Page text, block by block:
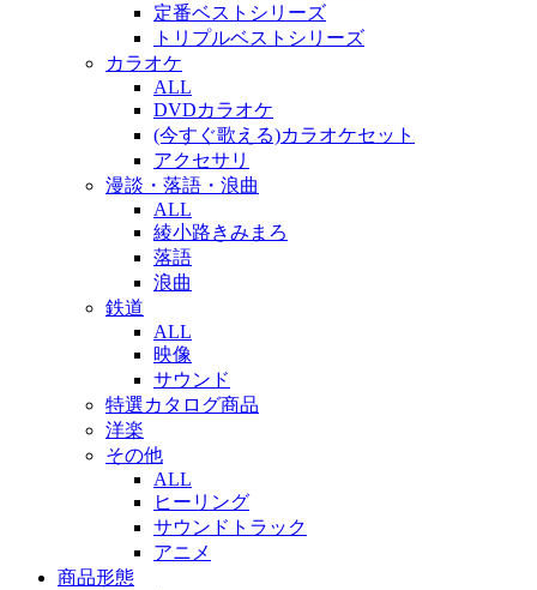
定番ベストシリーズ
トリプルベストシリーズ
カラオケ
ALL
DVDカラオケ
(今すぐ歌える)カラオケセット
アクセサリ
漫談・落語・浪曲
ALL
綾小路きみまろ
落語
浪曲
鉄道
ALL
映像
サウンド
特選カタログ商品
洋楽
その他
ALL
ヒーリング
サウンドトラック
アニメ
商品形態